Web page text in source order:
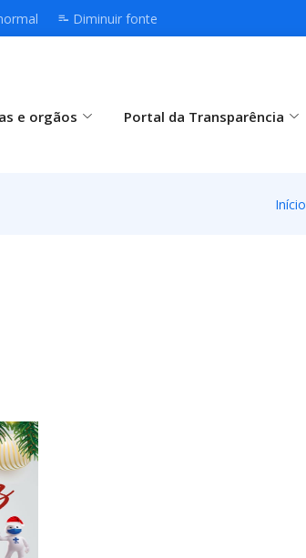
Diminuir fonte
e orgãos Portal da Transparência
Início